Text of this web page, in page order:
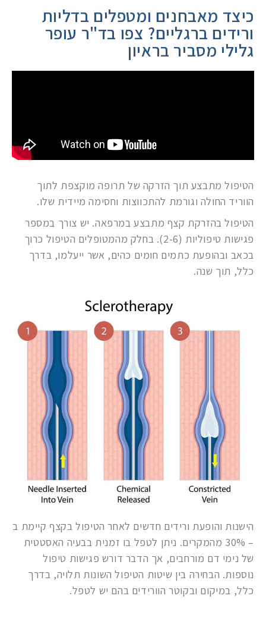
כיצד מאבחנים ומטפלים בדליות
ורידים ברגליים? צפו בד"ר עופר
גלילי מסביר בראיון
הטיפול מתבצע תוך הזרקה של תרופה מוקצפת לתוך
הווריד החולה וגורמת להתכווצות וחסימה מיידית שלו.
הטיפול בהזרקת קצף מתבצע במרפאה. יש צורך במספר
פגישות טיפוליות (2-6). בחלק מהמטופלים הטיפול כרוך
בכאב ובהופעת כתמים חומים כהים, אשר ייעלמו, בדרך
כלל, תוך שנה.
הישנות והופעת ורידים חדשים לאחר הטיפול בקצף קיימת ב
– 30% מהמקרים. ניתן לטפל בו זמנית בבעיה האסטטית
של נימי דם מורחבים, אך הדבר דורש פגישות טיפול
נוספות. הבחירה בין שיטות הטיפול השונות תלויה, בדרך
כלל, במיקום ובקוטר הוורידים בהם יש לטפל.